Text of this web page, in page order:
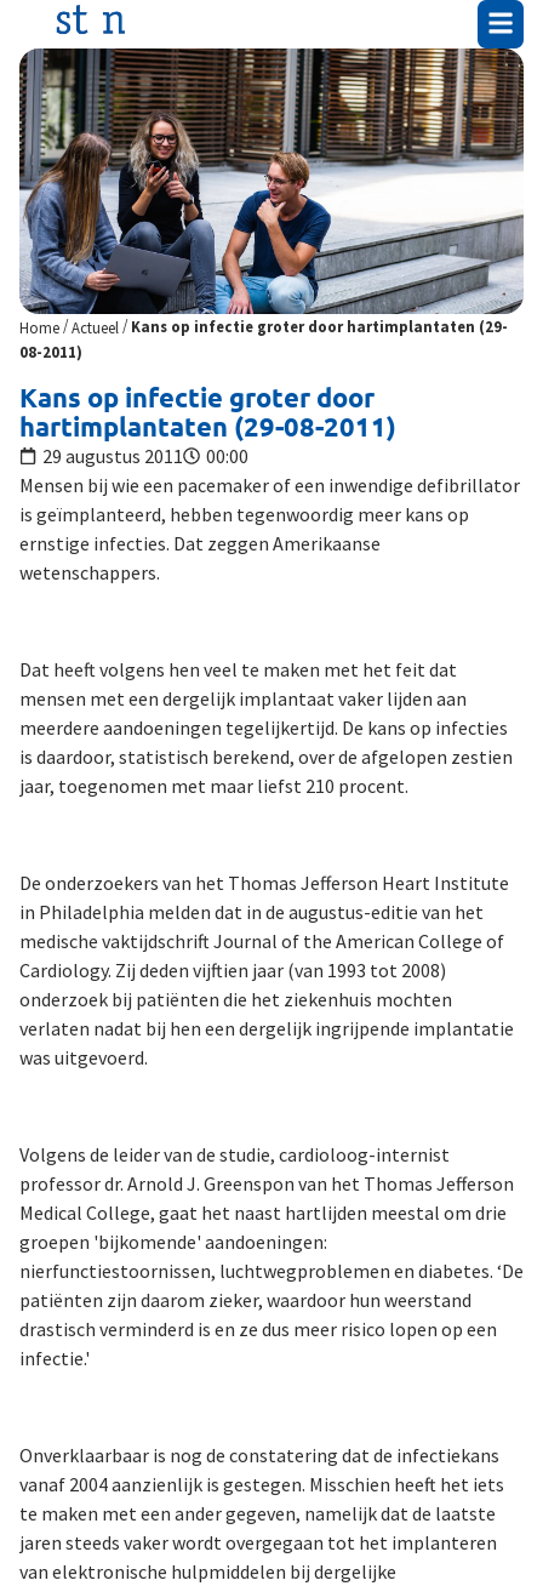
Home/Actueel /Kans op infectie groter door hartimplantaten (29-
08-2011)
Kans op infectie groter door
hartimplantaten (29-08-2011)
29 augustus 2011
00:00
Mensen bij wie een pacemaker of een inwendige defibrillator
is geïmplanteerd, hebben tegenwoordig meer kans op
ernstige infecties. Dat zeggen Amerikaanse
wetenschappers.
Dat heeft volgens hen veel te maken met het feit dat
mensen met een dergelijk implantaat vaker lijden aan
meerdere aandoeningen tegelijkertijd. De kans op infecties
is daardoor, statistisch berekend, over de afgelopen zestien
jaar, toegenomen met maar liefst 210 procent.
De onderzoekers van het Thomas Jefferson Heart Institute
in Philadelphia melden dat in de augustus-editie van het
medische vaktijdschrift Journal of the American College of
Cardiology. Zij deden vijftien jaar (van 1993 tot 2008)
onderzoek bij patiënten die het ziekenhuis mochten
verlaten nadat bij hen een dergelijk ingrijpende implantatie
was uitgevoerd.
Volgens de leider van de studie, cardioloog-internist
professor dr. Arnold J. Greenspon van het Thomas Jefferson
Medical College, gaat het naast hartlijden meestal om drie
groepen 'bijkomende' aandoeningen:
nierfunctiestoornissen, luchtwegproblemen en diabetes. ‘De
patiënten zijn daarom zieker, waardoor hun weerstand
drastisch verminderd is en ze dus meer risico lopen op een
infectie.'
Onverklaarbaar is nog de constatering dat de infectiekans
vanaf 2004 aanzienlijk is gestegen. Misschien heeft het iets
te maken met een ander gegeven, namelijk dat de laatste
jaren steeds vaker wordt overgegaan tot het implanteren
van elektronische hulpmiddelen bij dergelijke